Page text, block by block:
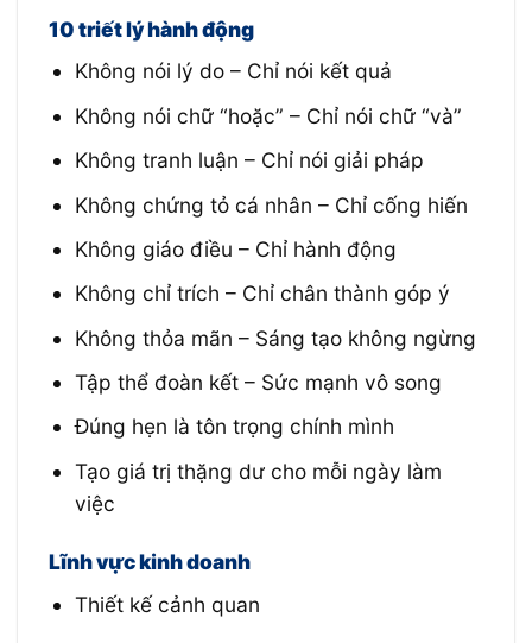
10 triết lý hành động
Không nói lý do – Chỉ nói kết quả
Không nói chữ “hoặc” – Chỉ nói chữ “và”
Không tranh luận – Chỉ nói giải pháp
Không chứng tỏ cá nhân – Chỉ cống hiến
Không giáo điều – Chỉ hành động
Không chỉ trích – Chỉ chân thành góp ý
Không thỏa mãn – Sáng tạo không ngừng
Tập thể đoàn kết – Sức mạnh vô song
Đúng hẹn là tôn trọng chính mình
Tạo giá trị thặng dư cho mỗi ngày làm
việc
Lĩnh vực kinh doanh
Thiết kế cảnh quan